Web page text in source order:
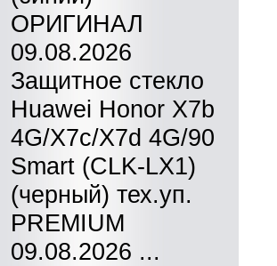
ОРИГИНАЛ
09.08.2026
Защитное стекло
Huawei Honor X7b
4G/X7c/X7d 4G/90
Smart (CLK-LX1)
(черный) тех.уп.
PREMIUM
09.08.2026 ...